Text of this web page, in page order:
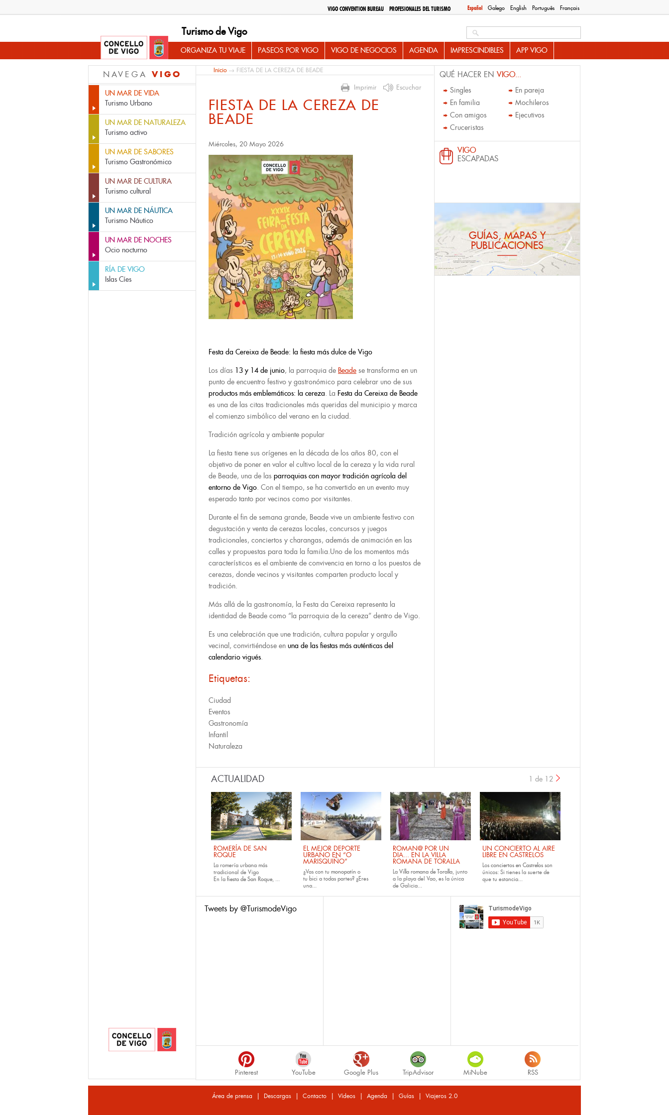
Español Galego English Português Français
VIGO CONVENTION BUREAU PROFESIONALES DEL TURISMO
Turismo de Vigo
ORGANIZA TU VIAJE PASEOS POR VIGO VIGO DE NEGOCIOS AGENDA IMPRESCINDIBLES APP VIGO
NAVEGA VIGO
UN MAR DE VIDA
Turismo Urbano
UN MAR DE NATURALEZA
Turismo activo
UN MAR DE SABORES
Turismo Gastronómico
UN MAR DE CULTURA
Turismo cultural
UN MAR DE NÁUTICA
Turismo Náutico
UN MAR DE NOCHES
Ocio nocturno
RÍA DE VIGO
Islas Cíes
Inicio→ FIESTA DE LA CEREZA DE BEADE
Imprimir Escuchar
FIESTA DE LA CEREZA DE
BEADE
Miércoles, 20 Mayo 2026
Festa da Cereixa de Beade: la fiesta más dulce de Vigo
Los días 13 y 14 de junio, la parroquia de Beade se transforma en un
punto de encuentro festivo y gastronómico para celebrar uno de sus
productos más emblemáticos: la cereza. La Festa da Cereixa de Beade
es una de las citas tradicionales más queridas del municipio y marca
el comienzo simbólico del verano en la ciudad.
Tradición agrícola y ambiente popular
La fiesta tiene sus orígenes en la década de los años 80, con el
objetivo de poner en valor el cultivo local de la cereza y la vida rural
de Beade, una de las parroquias con mayor tradición agrícola del
entorno de Vigo. Con el tiempo, se ha convertido en un evento muy
esperado tanto por vecinos como por visitantes.
Durante el fin de semana grande, Beade vive un ambiente festivo con
degustación y venta de cerezas locales, concursos y juegos
tradicionales, conciertos y charangas, además de animación en las
calles y propuestas para toda la familia.Uno de los momentos más
característicos es el ambiente de convivencia en torno a los puestos de
cerezas, donde vecinos y visitantes comparten producto local y
tradición.
Más allá de la gastronomía, la Festa da Cereixa representa la
identidad de Beade como “la parroquia de la cereza” dentro de Vigo.
Es una celebración que une tradición, cultura popular y orgullo
vecinal, convirtiéndose en una de las fiestas más auténticas del
calendario vigués.
Etiquetas:
Ciudad
Eventos
Gastronomía
Infantil
Naturaleza
QUÉ HACER EN VIGO...
Singles
En pareja
En familia
Mochileros
Con amigos
Ejecutivos
Cruceristas
VIGO
ESCAPADAS
GUÍAS, MAPAS Y
PUBLICACIONES
ACTUALIDAD
ROMERÍA DE SAN
ROQUE
La romería urbana más
tradicional de Vigo
En la fiesta de San Roque, ...
EL MEJOR DEPORTE
URBANO EN “O
MARISQUIÑO”
¿Vas con tu monopatín o
tu bici a todas partes? ¿Eres
una...
ROMAN@ POR UN
DIA... EN LA VILLA
ROMANA DE TORALLA
La Villa romana de Toralla, junto
a la playa del Vao, es la única
de Galicia...
UN CONCIERTO AL AIRE
LIBRE EN CASTRELOS
Los conciertos en Castrelos son
únicos: Si tienes la suerte de
que tu estancia...
1 de 12
Tweets by @TurismodeVigo
Pinterest YouTube Google Plus TripAdvisor MiNube RSS
Área de prensa | Descargas| Contacto| Vídeos| Agenda | Guías| Viajeros 2.0